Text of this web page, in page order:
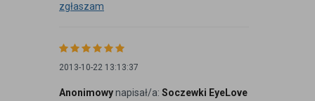
zgłaszam
2013-10-22 13:13:37
Anonimowynapisał/a: Soczewki EyeLove